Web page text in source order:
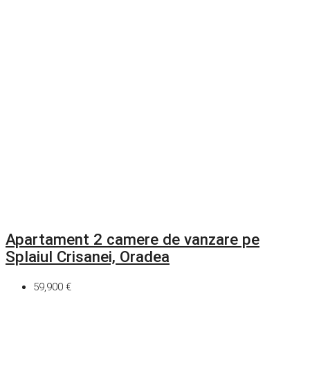
Apartament 2 camere de vanzare pe
Splaiul Crisanei, Oradea
59,900 €